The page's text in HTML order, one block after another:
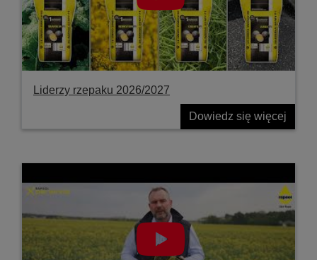
Liderzy rzepaku 2026/2027
Dowiedz się więcej